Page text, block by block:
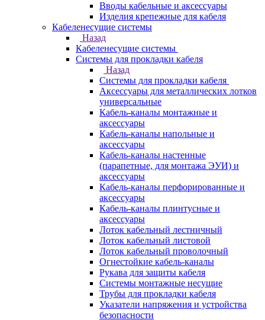
Вводы кабельные и аксессуары
Изделия крепежные для кабеля
Кабеленесущие системы
Назад
Кабеленесущие системы
Системы для прокладки кабеля
Назад
Системы для прокладки кабеля
Аксессуары для металлических лотков
универсальные
Кабель-каналы монтажные и
аксессуары
Кабель-каналы напольные и
аксессуары
Кабель-каналы настенные
(парапетные, для монтажа ЭУИ) и
аксессуары
Кабель-каналы перфорированные и
аксессуары
Кабель-каналы плинтусные и
аксессуары
Лоток кабельный лестничный
Лоток кабельный листовой
Лоток кабельный проволочный
Огнестойкие кабель-каналы
Рукава для защиты кабеля
Системы монтажные несущие
Трубы для прокладки кабеля
Указатели напряжения и устройства
безопасности